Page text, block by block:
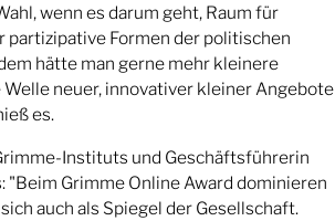
wenn es darum geht, Raum für
partizipative Formen der politischen
hätte man gerne mehr kleinere
neuer, innovativer kleiner Angebote
es.
Instituts und Geschäftsführerin
Grimme Online Award dominieren
auch als Spiegel der Gesellschaft.